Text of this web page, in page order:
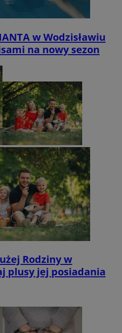
w Wodzisławiu
na nowy sezon
Rodziny w
plusy jej posiadania